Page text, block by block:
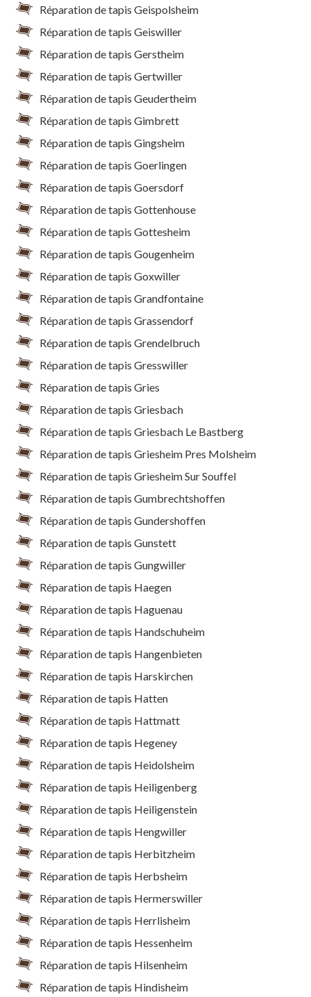
Réparation de tapis Geispolsheim
Réparation de tapis Geiswiller
Réparation de tapis Gerstheim
Réparation de tapis Gertwiller
Réparation de tapis Geudertheim
Réparation de tapis Gimbrett
Réparation de tapis Gingsheim
Réparation de tapis Goerlingen
Réparation de tapis Goersdorf
Réparation de tapis Gottenhouse
Réparation de tapis Gottesheim
Réparation de tapis Gougenheim
Réparation de tapis Goxwiller
Réparation de tapis Grandfontaine
Réparation de tapis Grassendorf
Réparation de tapis Grendelbruch
Réparation de tapis Gresswiller
Réparation de tapis Gries
Réparation de tapis Griesbach
Réparation de tapis Griesbach Le Bastberg
Réparation de tapis Griesheim Pres Molsheim
Réparation de tapis Griesheim Sur Souffel
Réparation de tapis Gumbrechtshoffen
Réparation de tapis Gundershoffen
Réparation de tapis Gunstett
Réparation de tapis Gungwiller
Réparation de tapis Haegen
Réparation de tapis Haguenau
Réparation de tapis Handschuheim
Réparation de tapis Hangenbieten
Réparation de tapis Harskirchen
Réparation de tapis Hatten
Réparation de tapis Hattmatt
Réparation de tapis Hegeney
Réparation de tapis Heidolsheim
Réparation de tapis Heiligenberg
Réparation de tapis Heiligenstein
Réparation de tapis Hengwiller
Réparation de tapis Herbitzheim
Réparation de tapis Herbsheim
Réparation de tapis Hermerswiller
Réparation de tapis Herrlisheim
Réparation de tapis Hessenheim
Réparation de tapis Hilsenheim
Réparation de tapis Hindisheim